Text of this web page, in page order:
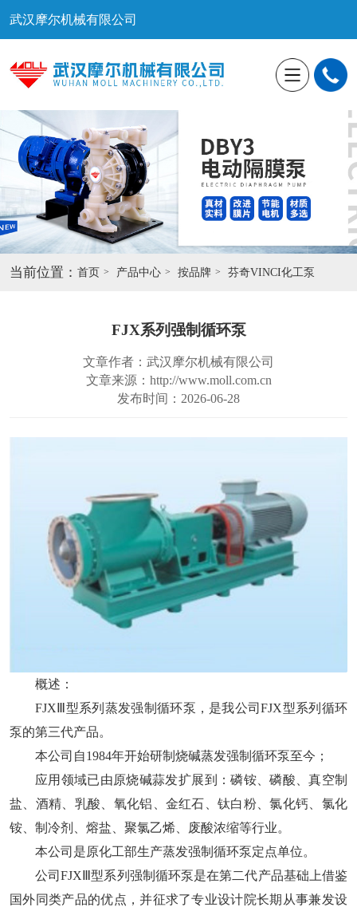
武汉摩尔机械有限公司
当前位置： 首页 产品中心 按品牌 芬奇VINCI化工泵
FJX系列强制循环泵
文章作者：武汉摩尔机械有限公司
文章来源：http://www.moll.com.cn
发布时间：2026-06-28
概述：
FJXⅢ型系列蒸发强制循环泵，是我公司FJX型系列循环
泵的第三代产品。
本公司自1984年开始研制烧碱蒸发强制循环泵至今；
应用领域已由原烧碱蒜发扩展到：磷铵、磷酸、真空制
盐、酒精、乳酸、氧化铝、金红石、钛白粉、氯化钙、氯化
铵、制冷剂、熔盐、聚氯乙烯、废酸浓缩等行业。
本公司是原化工部生产蒸发强制循环泵定点单位。
公司FJXⅢ型系列强制循环泵是在第二代产品基础上借鉴
国外同类产品的优点，并征求了专业设计院长期从事兼发设